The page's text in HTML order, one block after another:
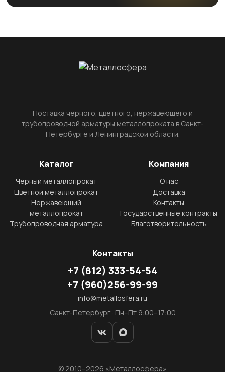
Поставка чёрного, цветного, нержавеющего и
трубопроводной арматуры металлопроката в Санкт-
Петербурге и Ленинградской области.
Каталог
Черный металлопрокат
Цветной металлопрокат
Нержавеющий
металлопрокат
Трубопроводная арматура
Компания
О нас
Доставка
Контакты
Государственные контракты
Благотворительность
Контакты
+7 (812) 333-54-54
+7 (960)256-99-99
info@metallosfera.ru
Санкт-Петербург · Пн–Пт 9:00–17:00
© 2010–2026 «Металлосфера»